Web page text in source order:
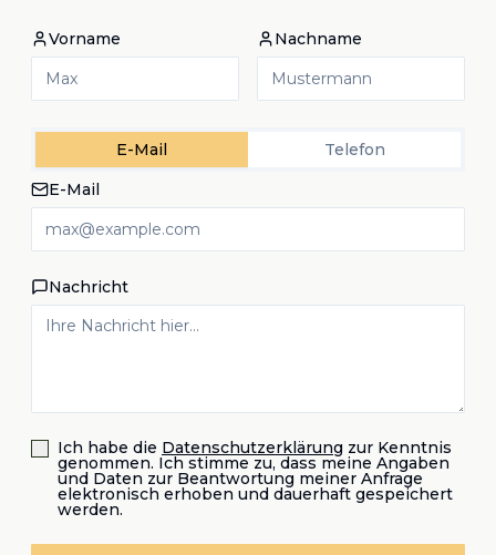
Vorname Nachname
E-Mail
Telefon
E-Mail
Nachricht
Ich habe die Datenschutzerklärung zur Kenntnis
genommen. Ich stimme zu, dass meine Angaben
und Daten zur Beantwortung meiner Anfrage
elektronisch erhoben und dauerhaft gespeichert
werden.